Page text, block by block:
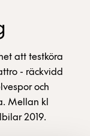
att testköra
- räckvidd
och
Mellan kl
2019.